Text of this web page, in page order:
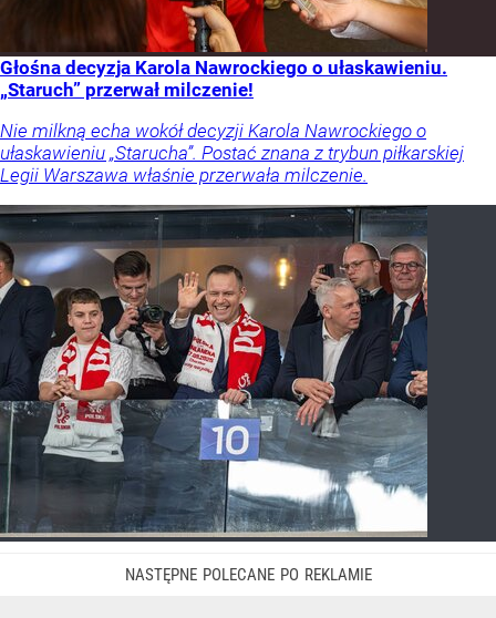
Głośna decyzja Karola Nawrockiego o ułaskawieniu.
„Staruch” przerwał milczenie!
Nie milkną echa wokół decyzji Karola Nawrockiego o
ułaskawieniu „Starucha”. Postać znana z trybun piłkarskiej
Legii Warszawa właśnie przerwała milczenie.